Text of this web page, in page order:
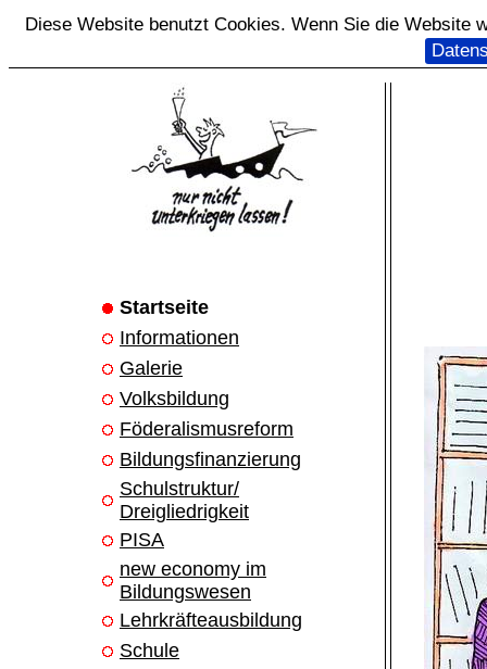
Diese Website benutzt Cookies. Wenn Sie die Website
Startseite
Informationen
Galerie
Volksbildung
Föderalismusreform
Bildungsfinanzierung
Schulstruktur/
Dreigliedrigkeit
PISA
new economy im
Bildungswesen
Lehrkräfteausbildung
Schule